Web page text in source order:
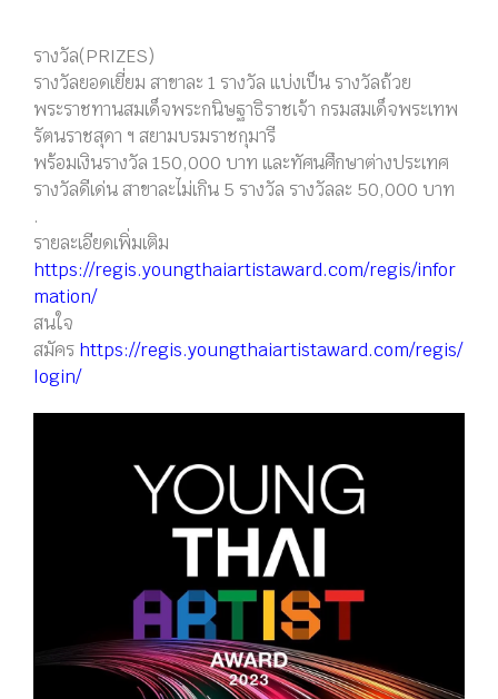
รางวัล(PRIZES)
รางวัลยอดเยี่ยม สาขาละ 1 รางวัล แบ่งเป็น รางวัลถ้วย
พระราชทานสมเด็จพระกนิษฐาธิราชเจ้า กรมสมเด็จพระเทพ
รัตนราชสุดา ฯ สยามบรมราชกุมารี
พร้อมเงินรางวัล 150,000 บาท และทัศนศึกษาต่างประเทศ
รางวัลดีเด่น สาขาละไม่เกิน 5 รางวัล รางวัลละ 50,000 บาท
.
รายละเอียดเพิ่มเติม
https://regis.youngthaiartistaward.com/regis/infor
mation/
สนใจ
สมัคร https://regis.youngthaiartistaward.com/regis/
login/